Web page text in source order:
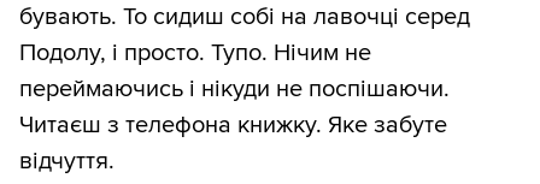
бувають. То сидиш собі на лавочці серед
Подолу, і просто. Тупо. Нічим не
переймаючись і нікуди не поспішаючи.
Читаєш з телефона книжку. Яке забуте
відчуття.